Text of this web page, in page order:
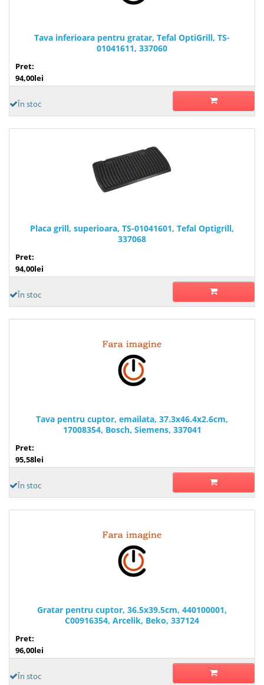
Tava inferioara pentru gratar, Tefal OptiGrill, TS-
01041611, 337060
Pret:
94,00lei
În stoc
Placa grill, superioara, TS-01041601, Tefal Optigrill,
337068
Pret:
94,00lei
În stoc
Tava pentru cuptor, emailata, 37.3x46.4x2.6cm,
17008354, Bosch, Siemens, 337041
Pret:
95,58lei
În stoc
Gratar pentru cuptor, 36.5x39.5cm, 440100001,
C00916354, Arcelik, Beko, 337124
Pret:
96,00lei
În stoc